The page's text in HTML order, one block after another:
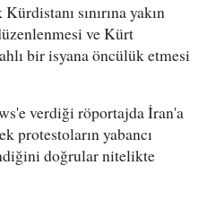
sınırına yakın
ve Kürt
bir isyana öncülük etmesi
verdiği röportajda İran'a
protestoların yabancı
doğrular nitelikte